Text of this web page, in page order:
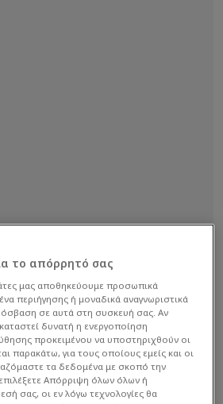
το απόρρητό σας
μας αποθηκεύουμε προσωπικά
περιήγησης ή μοναδικά αναγνωριστικά
σε αυτά στη συσκευή σας. Αν
δυνατή η ενεργοποίηση
προκειμένου να υποστηριχθούν οι
παρακάτω, για τους οποίους εμείς και οι
τα δεδομένα με σκοπό την
Απόρριψη όλων όλων ή
σας, οι εν λόγω τεχνολογίες θα